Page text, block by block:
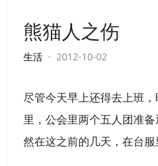
熊猫人之伤
生活 · 2012-10-02
尽管今天早上还得去上班
里，公会里两个五人团准
然在这之前的几天，在台